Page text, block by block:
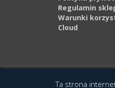
Regulamin
Warunki
Cloud
© 2016 Copyright by
Ta strona